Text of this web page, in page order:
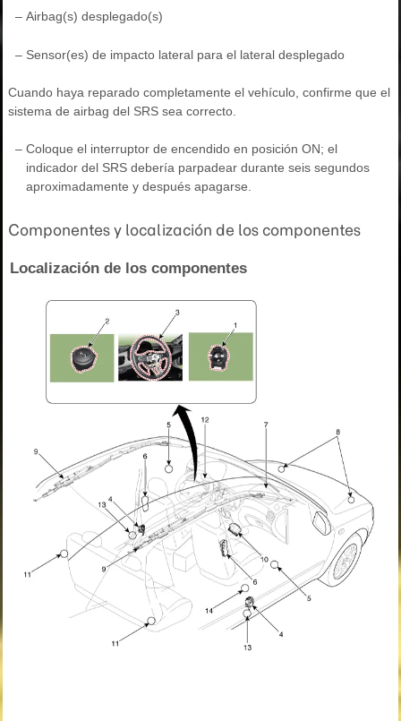
– Airbag(s) desplegado(s)
– Sensor(es) de impacto lateral para el lateral desplegado
Cuando haya reparado completamente el vehículo, confirme que el
sistema de airbag del SRS sea correcto.
– Coloque el interruptor de encendido en posición ON; el
indicador del SRS debería parpadear durante seis segundos
aproximadamente y después apagarse.
Componentes y localización de los componentes
Localización de los componentes